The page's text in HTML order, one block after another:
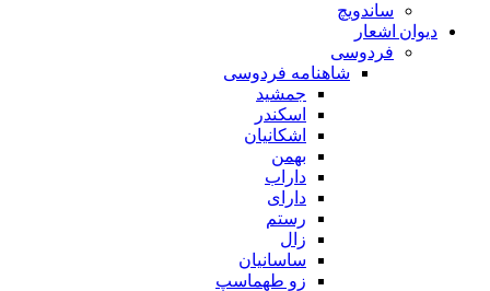
ساندویچ
دیوان اشعار
فردوسی
شاهنامه فردوسی
جمشید
اسکندر
اشکانیان
بهمن
داراب
دارای
رستم
زال
ساسانیان
زو طهماسپ‏